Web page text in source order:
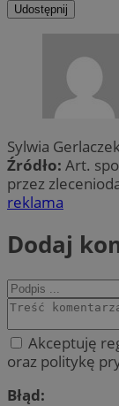
Udostępnij
Sylwia
Źródło: Art.
przez
reklama
Dodaj
Akceptuję
oraz politykę
Błąd: